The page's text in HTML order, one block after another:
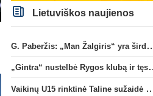
Lietuviškos naujienos
G. Paberžis: „Man
„Gintra“ nustelbė Rygos
Vaikinų U15 rinktinė Taline sužaidė